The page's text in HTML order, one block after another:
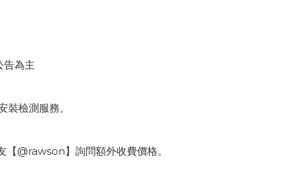
告為主
檢測服務。
@rawson】詢問額外收費價格。